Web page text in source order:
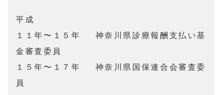
平成
１１年〜１５年	神奈川県診療報酬支払い基
金審査委員
１５年〜１７年	神奈川県国保連合会審査委
員